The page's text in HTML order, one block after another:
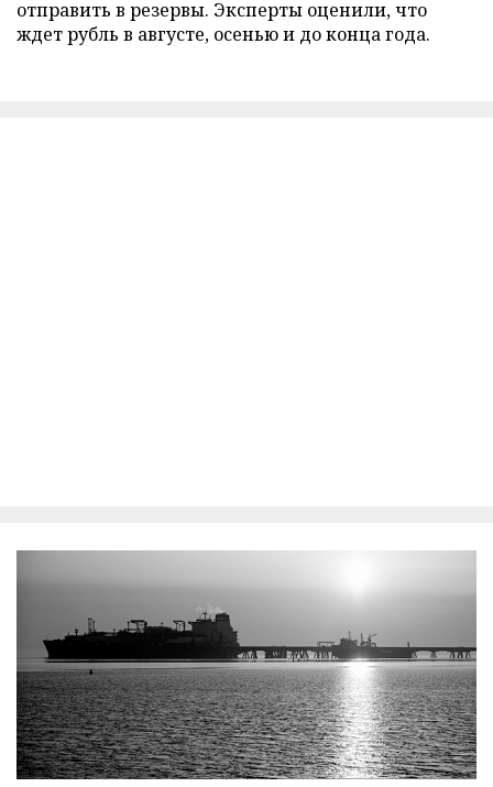
отправить в резервы. Эксперты оценили, что
ждет рубль в августе, осенью и до конца года.